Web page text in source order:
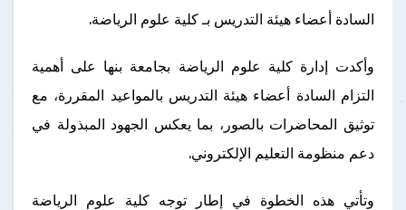
السادة أعضاء هيئة التدريس بـ كلية علوم الرياضة.
وأكدت إدارة كلية علوم الرياضة بجامعة بنها على أهمية
التزام السادة أعضاء هيئة التدريس بالمواعيد المقررة، مع
توثيق المحاضرات بالصور، بما يعكس الجهود المبذولة في
دعم منظومة التعليم الإلكتروني.
وتأتي هذه الخطوة في إطار توجه كلية علوم الرياضة